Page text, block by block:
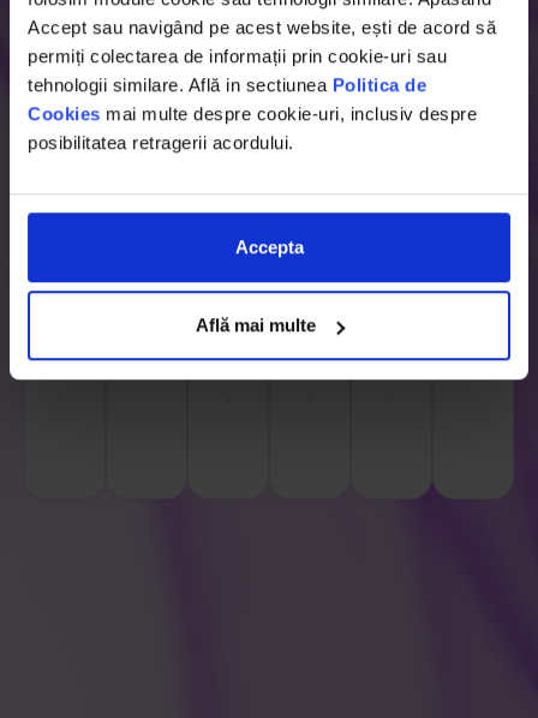
Accept sau navigând pe acest website, ești de acord să
permiți colectarea de informații prin cookie-uri sau
tehnologii similare. Află in sectiunea Politica de
Cookies mai multe despre cookie-uri, inclusiv despre
posibilitatea retragerii acordului.
Accepta
Află mai multe
Nonguvernamentali